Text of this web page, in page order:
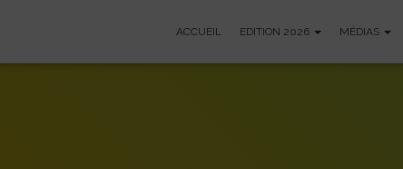
ACCUEIL EDITION 2026 MÉDIAS